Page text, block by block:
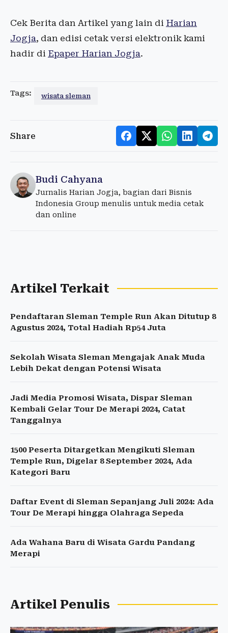
Cek Berita dan Artikel yang lain di Harian
Jogja, dan edisi cetak versi elektronik kami
hadir di Epaper Harian Jogja.
Tags: wisata sleman
Share
Budi Cahyana
Jurnalis Harian Jogja, bagian dari Bisnis
Indonesia Group menulis untuk media cetak
dan online
Artikel Terkait
Pendaftaran Sleman Temple Run Akan Ditutup 8
Agustus 2024, Total Hadiah Rp54 Juta
Sekolah Wisata Sleman Mengajak Anak Muda
Lebih Dekat dengan Potensi Wisata
Jadi Media Promosi Wisata, Dispar Sleman
Kembali Gelar Tour De Merapi 2024, Catat
Tanggalnya
1500 Peserta Ditargetkan Mengikuti Sleman
Temple Run, Digelar 8 September 2024, Ada
Kategori Baru
Daftar Event di Sleman Sepanjang Juli 2024: Ada
Tour De Merapi hingga Olahraga Sepeda
Ada Wahana Baru di Wisata Gardu Pandang
Merapi
Artikel Penulis